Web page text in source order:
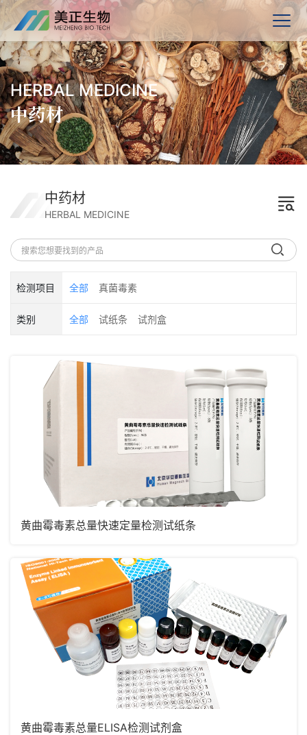
HERBAL MEDICINE
中药材
中药材
HERBAL MEDICINE
检测项目 全部 真菌毒素
类别 全部 试纸条 试剂盒
黄曲霉毒素总量快速定量检测试纸条
黄曲霉毒素总量ELISA检测试剂盒